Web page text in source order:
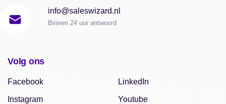
info@saleswizard.nl
Binnen 24 uur antwoord
Volg ons
Facebook
Instagram
LinkedIn
Youtube